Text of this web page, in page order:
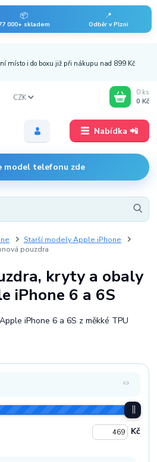
📦
000+ skladem
📍
Odběr v Plzni
Nabídka 📲
místo i do boxu již při nákupu nad 899 Kč
model telefonu zde
CZK
0 ks
0 Kč
Starší modely Apple iPhone
pouzdra
kryty a obaly
iPhone 6 a 6S
iPhone 6 a 6S z měkké TPU
Kč